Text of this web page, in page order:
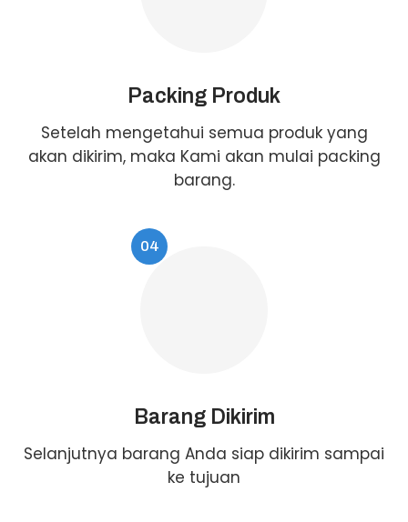
Packing Produk
Setelah mengetahui semua produk yang
akan dikirim, maka Kami akan mulai packing
barang.
04
Barang Dikirim
Selanjutnya barang Anda siap dikirim sampai
ke tujuan